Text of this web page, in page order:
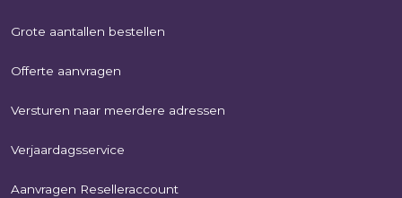
Grote aantallen bestellen
Offerte aanvragen
Versturen naar meerdere adressen
Verjaardagsservice
Aanvragen Reselleraccount